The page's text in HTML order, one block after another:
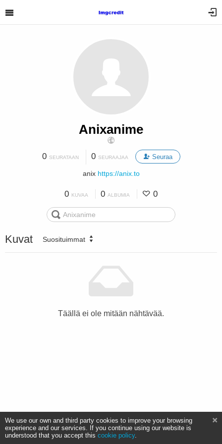
Anixanime
0 SEURATAAN 0 SEURAAJAA Seuraa
anix https://anix.to
0 KUVAA 0 ALBUMIA 0
Kuvat Suosituimmat
Täällä ei ole mitään nähtävää.
We use our own and third party cookies to improve your browsing
experience and our services. If you continue using our website is
understood that you accept this cookie policy.